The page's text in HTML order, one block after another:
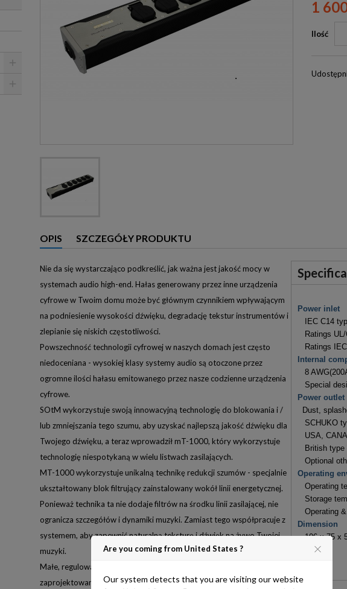
1
Ilość
OPIS SZCZEGÓŁY PRODUKTU
Power inlet
IEC C14
Ratings UL/
Ratings
Internal
8
Special
Power outlet
Dust,
SCHUKO
USA,
British type
Optional
Operating
Operating
Storage
Operating
Dimension
106 x 75 x
Weight
Nie da się wystarczająco podkreślić, jak ważna jest jakość mocy w
systemach audio high-end. Hałas generowany przez inne urządzenia
cyfrowe w Twoim domu może być głównym czynnikiem wpływającym
na podniesienie wysokości dźwięku, degradację tekstur instrumentów i
zlepianie się niskich częstotliwości.
Powszechność technologii cyfrowej w naszych domach jest często
niedoceniana - wysokiej klasy systemy audio są otoczone przez
ogromne ilości hałasu emitowanego przez nasze codzienne urządzenia
cyfrowe.
SOtM wykorzystuje swoją innowacyjną technologię do blokowania i /
lub zmniejszania tego szumu, aby uzyskać najlepszą jakość dźwięku dla
Twojego dźwięku, a teraz wprowadził mT-1000, który wykorzystuje
technologię niespotykaną w wielu listwach zasilających.
MT-1000 wykorzystuje unikalną technikę redukcji szumów - specjalnie
ukształtowany blok filtrujący zainstalowany wokół linii energetycznej.
Ponieważ technika ta nie dodaje filtrów na środku linii zasilającej, nie
ogranicza szczegółów i dynamiki muzyki. Zamiast tego współpracuje z
systemem, aby zapewnić naturalną teksturę i dźwięk na żywo Twojej
muzyki.
Małe, regulowane, kolczaste stopy na mT-1000 są również
zaprojektowane tak, aby zminimalizować wibracje, zapobiegając
Are you coming from United States ?
Our system detects that you are visiting our website